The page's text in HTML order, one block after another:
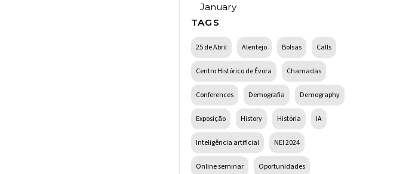
January
TAGS
25 de Abril Alentejo Bolsas Calls
Centro Histórico de Évora Chamadas
Conferences Demografia Demography
Exposição History História IA
Inteligência artificial NEI 2024
Online seminar Oportunidades